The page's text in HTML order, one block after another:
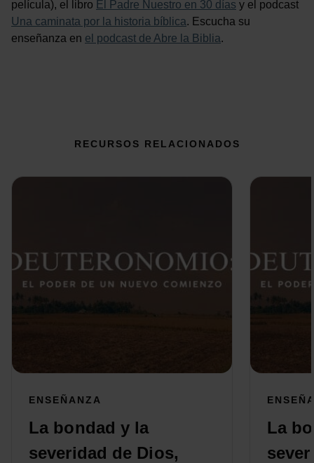
película), el libro El Padre Nuestro en 30 días y el podcast
Una caminata por la historia bíblica. Escucha su
enseñanza en el podcast de Abre la Biblia.
RECURSOS RELACIONADOS
ENSEÑANZA
La bondad y la
severidad de Dios,
La